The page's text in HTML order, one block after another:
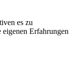
es zu
Erfahrungen